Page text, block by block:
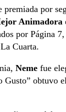
premiada por
Animadora
por Página
Cuarta.
Neme fue
Gusto” obtuvo